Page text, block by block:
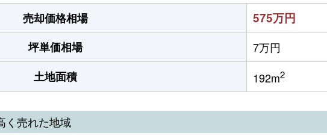
売却価格相場
575万円
坪単価相場
7万円
土地面積
192m2
く売れた地域